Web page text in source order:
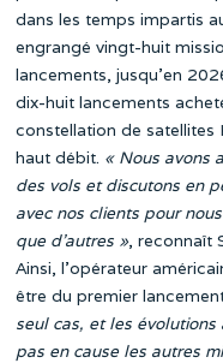
dans les temps impartis
engrangé vingt-huit
lancements, jusqu’en
dix-huit lancements
constellation de satellites
haut débit. « Nous avons
des vols et discutons en
avec nos clients pour
que d’autres », reconnaît
Ainsi, l’opérateur
être du premier
seul cas, et les
pas en cause les autres